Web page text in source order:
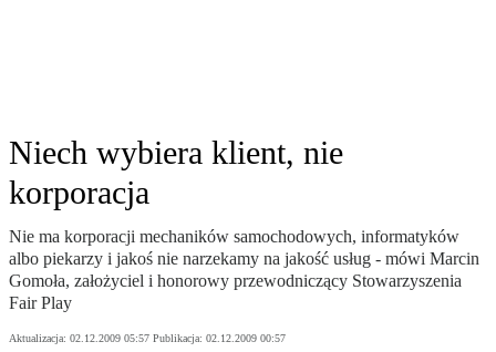
Niech wybiera klient, nie
korporacja
Nie ma korporacji mechaników samochodowych, informatyków
albo piekarzy i jakoś nie narzekamy na jakość usług - mówi Marcin
Gomoła, założyciel i honorowy przewodniczący Stowarzyszenia
Fair Play
Aktualizacja: 02.12.2009 05:57 Publikacja: 02.12.2009 00:57